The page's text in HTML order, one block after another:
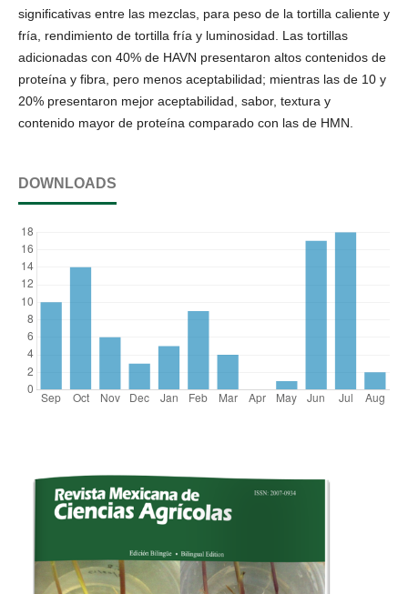
significativas entre las mezclas, para peso de la tortilla caliente y
fría, rendimiento de tortilla fría y luminosidad. Las tortillas
adicionadas con 40% de HAVN presentaron altos contenidos de
proteína y fibra, pero menos aceptabilidad; mientras las de 10 y
20% presentaron mejor aceptabilidad, sabor, textura y
contenido mayor de proteína comparado con las de HMN.
DOWNLOADS